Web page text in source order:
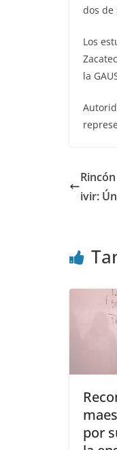
dos de
Los
la
ivir:
por